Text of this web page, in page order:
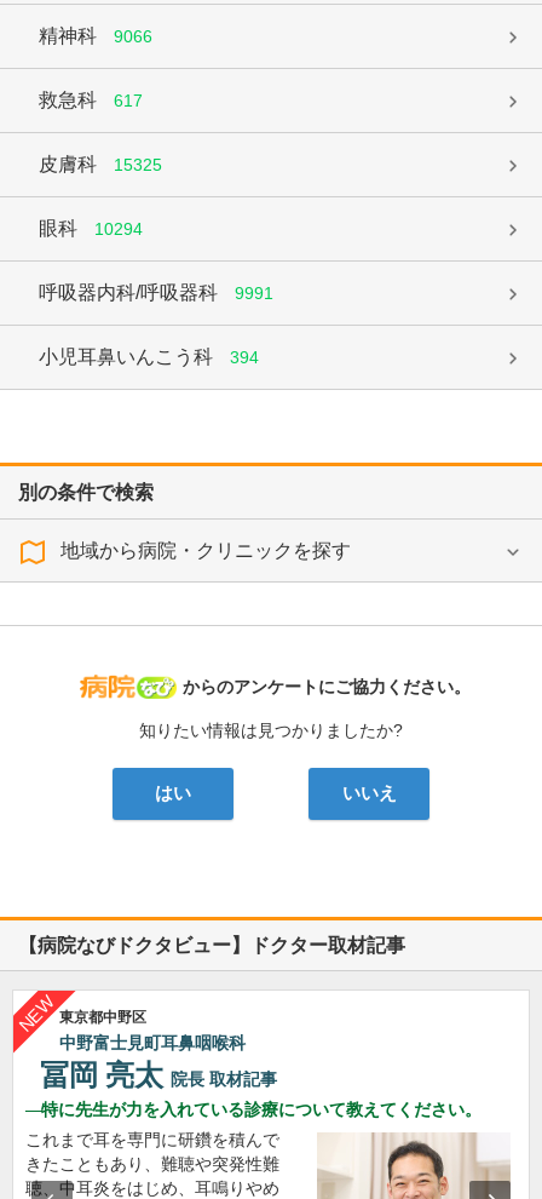
精神科 9066
救急科 617
皮膚科 15325
眼科 10294
呼吸器内科/呼吸器科 9991
小児耳鼻いんこう科 394
別の条件で検索
地域から病院・クリニックを探す
病院なび
からのアンケートにご協力ください。
知りたい情報は見つかりましたか?
はい いいえ
【病院なびドクタビュー】ドクター取材記事
東京都中野区
中野富士見町耳鼻咽喉科
冨岡 亮太 院長 取材記事
特に先生が力を入れている診療について教えてください。
これまで耳を専門に研鑽を積んで
きたこともあり、難聴や突発性難
聴、中耳炎をはじめ、耳鳴りやめ